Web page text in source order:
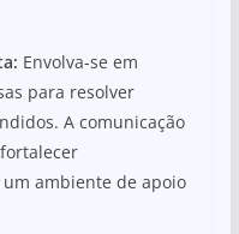
Envolva-se em
para resolver
A comunicação
ambiente de apoio